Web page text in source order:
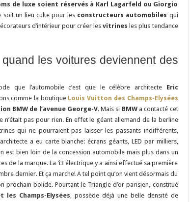
de luxe soient réservés à Karl Lagarfeld ou Giorgio
soit un lieu culte pour les constructeurs automobiles qui
d’intérieur pour créer lesvitrines les plus tendance
les voitures deviennent des
que l’automobile c’est que le célèbre architecte Eric
comme la boutique Louis Vuitton des Champs-Elysées
BMW de l’avenue George-V. Mais si BMWa contacté cet
n’était pas pour rien. En effet le géant allemand de la berline
qui ne pourraient pas laisser les passants indifférents,
a eu carte blanche: écrans géants, LED par milliers,
est bien loin de la concession automobile mais plus dans un
de la marque. La ’i3 électrique y a ainsi effectué sa première
dernier. Et ça marche! A tel point qu’on vient désormais du
prochain bolide. Pourtant le Triangle d’or parisien, constitué
les Champs-Elysées, possède déjà une belle densité de